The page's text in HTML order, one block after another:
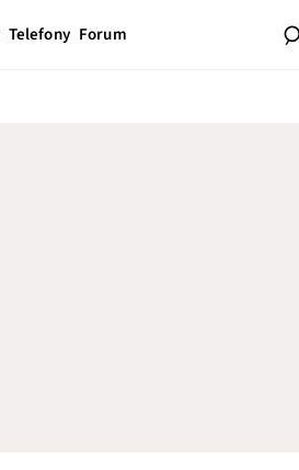
Telefony Forum